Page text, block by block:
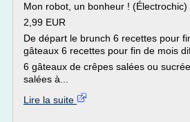
Mon robot, un bonheur ! (Électrochic)
2,99 EUR
De départ le brunch 6 recettes pour
gâteaux 6 recettes pour fin de mois
6 gâteaux de crêpes salées ou
salées à...
Lire la suite